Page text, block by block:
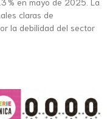
claras de
la debilidad del sector